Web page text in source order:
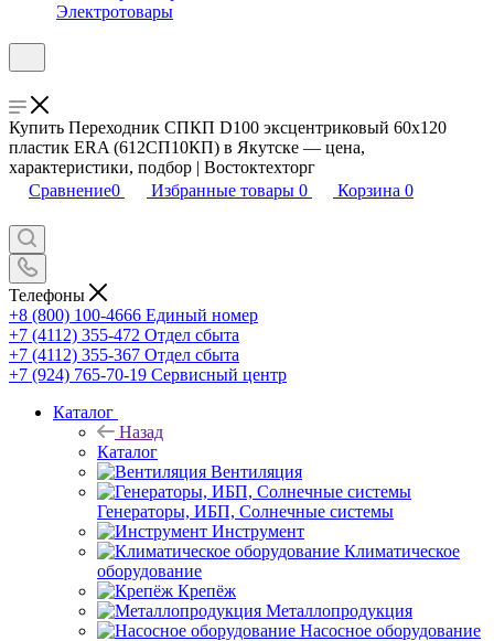
Электротовары
Купить Переходник СПКП D100 эксцентриковый 60х120
пластик ERA (612СП10КП) в Якутске — цена,
характеристики, подбор | Востоктехторг
Сравнение0 Избранные товары 0 Корзина 0
Телефоны
+8 (800) 100-4666 Единый номер
+7 (4112) 355-472 Отдел сбыта
+7 (4112) 355-367 Отдел сбыта
+7 (924) 765-70-19 Сервисный центр
Каталог
Назад
Каталог
Вентиляция
Генераторы, ИБП, Солнечные системы
Инструмент
Климатическое
оборудование
Крепёж
Металлопродукция
Насосное оборудование